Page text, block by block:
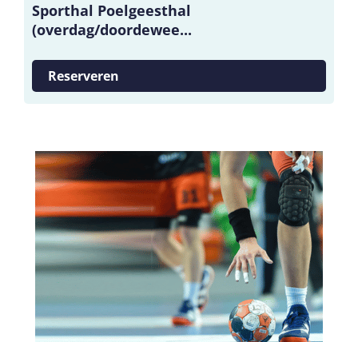
Sporthal Poelgeesthal
(overdag/doordewee...
Reserveren